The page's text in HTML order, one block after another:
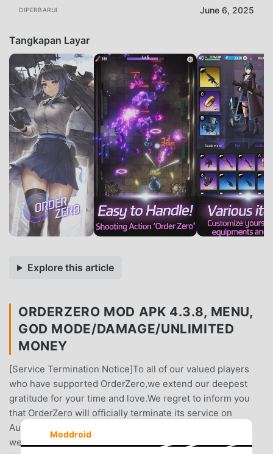
DIPERBARUI June 6, 2025
Tangkapan Layar
Explore this article
ORDERZERO MOD APK 4.3.8, MENU,
GOD MODE/DAMAGE/UNLIMITED
MONEY
[Service Termination Notice]To all of our valued players
who have supported OrderZero,we extend our deepest
gratitude for your time and love.We regret to inform you
that OrderZero will officially terminate its service on
August 30, 2025.Thanks to your continued support, we
were able to operate the game for this long.We are truly
Moddroid